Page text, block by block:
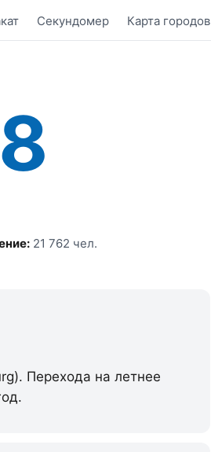
Секундомер Карта городов
21 762 чел.
Перехода на летнее